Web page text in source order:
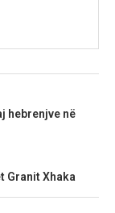
hebrenjve në
Granit Xhaka